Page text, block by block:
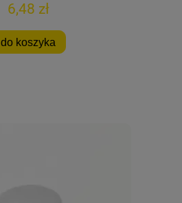
6,48 zł
do koszyka